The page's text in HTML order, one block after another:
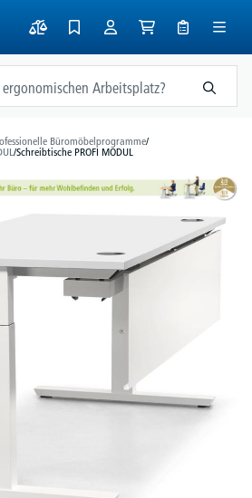
Büromöbelprogramme/
/Schreibtische PROFI MODUL